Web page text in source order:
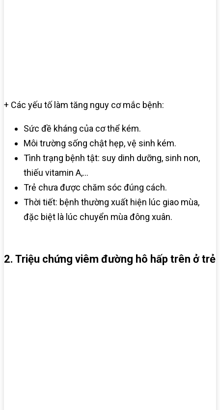
+ Các yếu tố làm tăng nguy cơ mắc bệnh:
Sức đề kháng của cơ thể kém.
Môi trường sống chật hẹp, vệ sinh kém.
Tình trạng bệnh tật: suy dinh dưỡng, sinh non,
thiếu vitamin A,…
Trẻ chưa được chăm sóc đúng cách.
Thời tiết: bệnh thường xuất hiện lúc giao mùa,
đặc biệt là lúc chuyển mùa đông xuân.
2. Triệu chứng viêm đường hô hấp trên ở trẻ